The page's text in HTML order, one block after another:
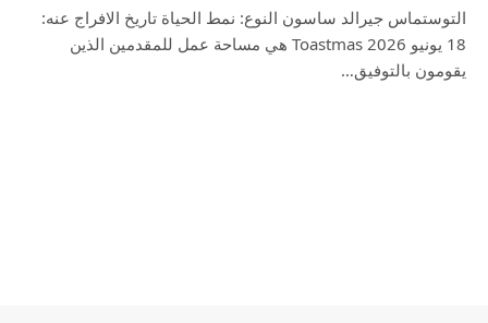
التوستماس جيرالد ساسون النوع: نمط الحياة تاريخ الافراج عنه:
18 يونيو 2026 Toastmas هي مساحة عمل للمقدمين الذين
يقومون بالتوفيق…